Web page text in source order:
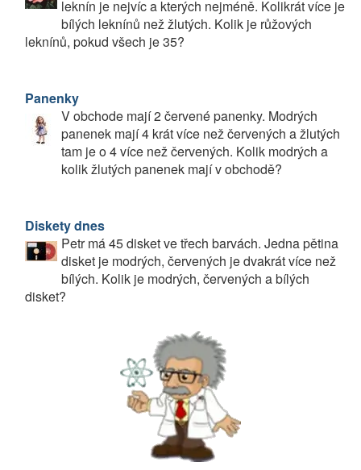
leknín je nejvíc a kterých nejméně. Kolikrát více je
bílých leknínů než žlutých. Kolik je růžových
leknínů, pokud všech je 35?
Panenky
V obchode mají 2 červené panenky. Modrých
panenek mají 4 krát více než červených a žlutých
tam je o 4 více než červených. Kolik modrých a
kolik žlutých panenek mají v obchodě?
Diskety dnes
Petr má 45 disket ve třech barvách. Jedna pětina
disket je modrých, červených je dvakrát více než
bílých. Kolik je modrých, červených a bílých
disket?